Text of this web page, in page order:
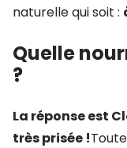
naturelle qui soit :
Quelle
?
La réponse est
très prisée !